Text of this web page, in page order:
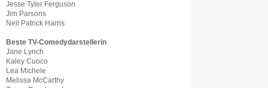
Jesse Tyler Ferguson
Jim Parsons
Neil Patrick Harris
Beste TV-Comedydarstellerin
Jane Lynch
Kaley Cuoco
Lea Michele
Melissa McCarthy